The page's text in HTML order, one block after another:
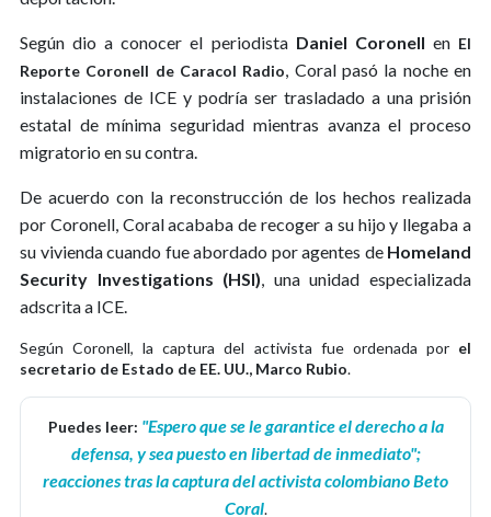
Según dio a conocer el periodista Daniel Coronell enEl
Reporte Coronell de Caracol Radio, Coral pasó la noche en
instalaciones de ICE y podría ser trasladado a una prisión
estatal de mínima seguridad mientras avanza el proceso
migratorio en su contra.
De acuerdo con la reconstrucción de los hechos realizada
por Coronell, Coral acababa de recoger a su hijo y llegaba a
su vivienda cuando fue abordado por agentes de Homeland
Security Investigations (HSI), una unidad especializada
adscrita a ICE.
Según Coronell, la captura del activista fue ordenada por el
secretario de Estado de EE. UU., Marco Rubio.
Puedes leer: "Espero que se le garantice el derecho a la
defensa, y sea puesto en libertad de inmediato";
reacciones tras la captura del activista colombiano Beto
Coral.